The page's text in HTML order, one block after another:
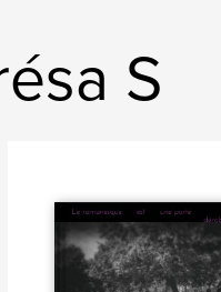
S